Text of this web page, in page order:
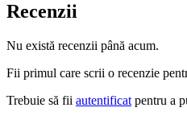
Recenzii
Nu există recenzii până acum.
Fii primul care scrii o recenzie
Trebuie să fii autentificat pentru a